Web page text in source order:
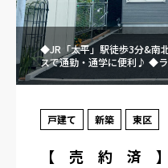
◆JR「太平」駅徒歩3分&南
スで通勤・通学に便利♪ ◆
戸建て 新築 東区
【 売 約 済 】